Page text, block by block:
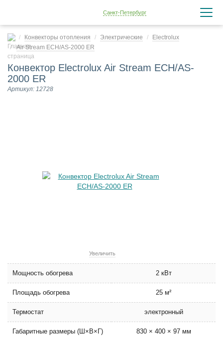
Санкт-Петербург
Конвекторы отопления Электрические
Electrolux
Air Stream ECH/AS-2000 ER
Конвектор Electrolux Air Stream ECH/AS-
2000 ER
Артикул: 12728
Увеличить
Мощность обогрева 2 кВт
Площадь обогрева 25 м²
Термостат электронный
Габаритные размеры (Ш×В×Г) 830 × 400 × 97 мм